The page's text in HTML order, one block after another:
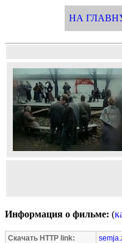
НА
Информация о фильме: (
Скачать HTTP link: